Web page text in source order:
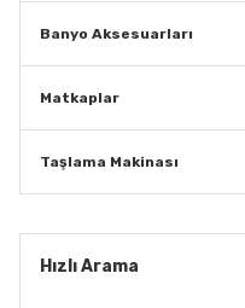
Banyo Aksesuarları
Matkaplar
Taşlama Makinası
Hızlı Arama